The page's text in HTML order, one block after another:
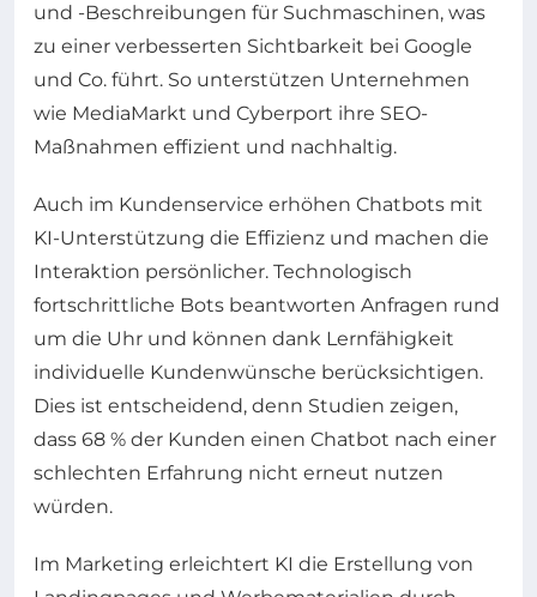
und -Beschreibungen für Suchmaschinen, was
zu einer verbesserten Sichtbarkeit bei Google
und Co. führt. So unterstützen Unternehmen
wie MediaMarkt und Cyberport ihre SEO-
Maßnahmen effizient und nachhaltig.
Auch im Kundenservice erhöhen Chatbots mit
KI-Unterstützung die Effizienz und machen die
Interaktion persönlicher. Technologisch
fortschrittliche Bots beantworten Anfragen rund
um die Uhr und können dank Lernfähigkeit
individuelle Kundenwünsche berücksichtigen.
Dies ist entscheidend, denn Studien zeigen,
dass 68 % der Kunden einen Chatbot nach einer
schlechten Erfahrung nicht erneut nutzen
würden.
Im Marketing erleichtert KI die Erstellung von